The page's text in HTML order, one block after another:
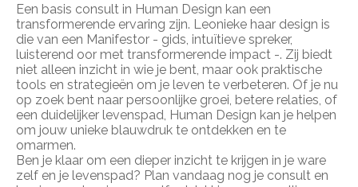
Een basis consult in Human Design kan een
transformerende ervaring zijn. Leonieke haar design is
die van een Manifestor - gids, intuïtieve spreker,
luisterend oor met transformerende impact -. Zij biedt
niet alleen inzicht in wie je bent, maar ook praktische
tools en strategieën om je leven te verbeteren. Of je nu
op zoek bent naar persoonlijke groei, betere relaties, of
een duidelijker levenspad, Human Design kan je helpen
om jouw unieke blauwdruk te ontdekken en te
omarmen.
Ben je klaar om een dieper inzicht te krijgen in je ware
zelf en je levenspad? Plan vandaag nog je consult en